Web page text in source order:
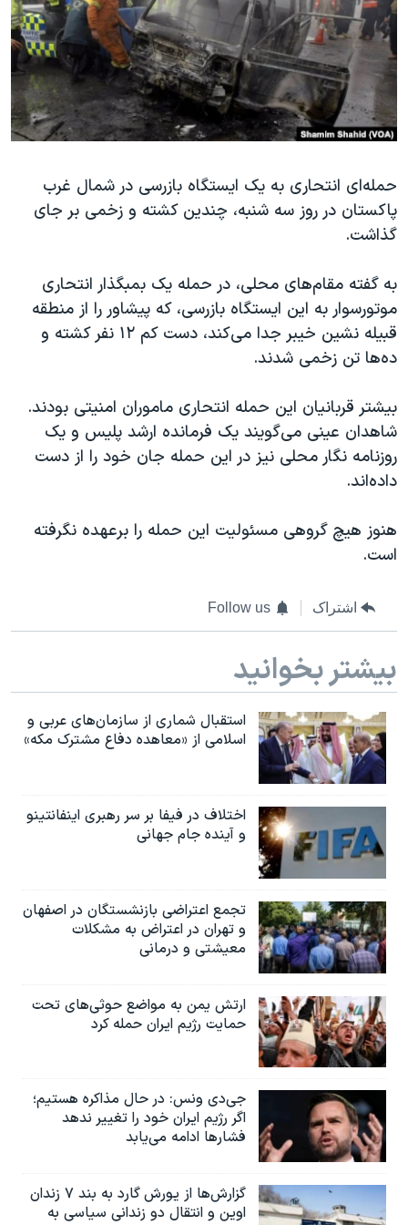
فرهنگ و زندگی
حقوق شهروندی
اقتصادی
علم و فناوری
گالری عکس
آرشیو پخش زنده
مستندها
انتخابات ریاست جمهوری آمریکا ۲۰۲۴
حمله جمهوری اسلامی به اسرائیل
رمز مهسا
اعتراضات زن، زندگی، آزادی
مجموعه مستندهای دادخواهی
دادگاه حمید نوری
چهل سال گروگان‌گیری
قانون شفافیت دارائی کادر رهبری ایران
اسرائیل در جنگ
نرگس محمدی برنده جایزه نوبل صلح
همایش محافظه‌کاران آمریکا «سی‌پک»
سفر پرزیدنت ترامپ به چین
دنبال کنید
زبانهای مختلف
حمله‌ای انتحاری به یک ایستگاه بازرسی در شمال غرب
پاکستان در روز سه شنبه، چندین کشته و زخمی بر جای
گذاشت.
به گفته مقام‌های محلی، در حمله یک بمبگذار انتحاری
موتورسوار به این ایستگاه بازرسی، که پیشاور را از منطقه
قبیله نشین خیبر جدا می‌کند، دست کم ۱۲ نفر کشته و
ده‌ها تن زخمی شدند.
بیشتر قربانیان این حمله انتحاری ماموران امنیتی بودند.
شاهدان عینی می‌گویند یک فرمانده ارشد پلیس و یک
روزنامه نگار محلی نیز در این حمله جان خود را از دست
داده‌اند.
هنوز هیچ گروهی مسئولیت این حمله را برعهده نگرفته
است.
اشتراک Follow us
بیشتر بخوانید
استقبال شماری از سازمان‌های عربی و
اسلامی از «معاهده دفاع مشترک مکه»
اختلاف در فیفا بر سر رهبری اینفانتینو
و آینده جام جهانی
تجمع اعتراضی بازنشستگان در اصفهان
و تهران در اعتراض به مشکلات
معیشتی و درمانی
ارتش یمن به مواضع حوثی‌های تحت
حمایت رژیم ایران حمله کرد
جی‌دی ونس: در حال مذاکره هستیم؛
اگر رژیم ایران خود را تغییر ندهد
فشارها ادامه می‌یابد
گزارش‌ها از یورش گارد به بند ۷ زندان
اوین و انتقال دو زندانی سیاسی به